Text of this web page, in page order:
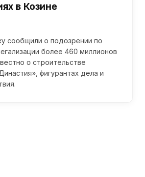
в Козине
сообщили о подозрении по
более 460 миллионов
о строительстве
фигурантах дела и